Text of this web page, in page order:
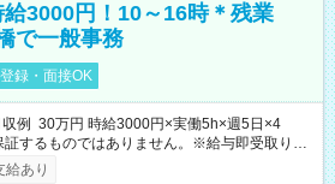
給3000円！10～16時＊残業
で一般事務
録・面接OK
例 30万円 時給3000円×実働5h×週5日×4
するものではありません。※給与即受取りサ
用条件有）
給あり